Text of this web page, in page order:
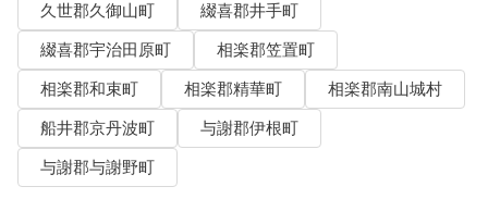
久世郡久御山町
綴喜郡井手町
綴喜郡宇治田原町
相楽郡笠置町
相楽郡和束町
相楽郡精華町
相楽郡南山城村
船井郡京丹波町
与謝郡伊根町
与謝郡与謝野町